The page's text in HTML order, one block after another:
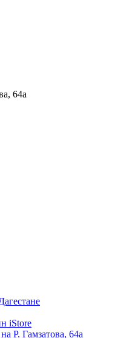
64а
iStore
Р. Гамзатова, 64а